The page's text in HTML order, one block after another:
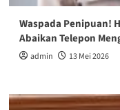
Waspada Penipuan!
Abaikan Telepon
admin 13 Mei 2026